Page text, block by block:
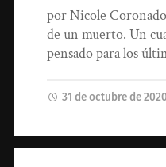
por Nicole
de un muerto. Un
pensado para los
31 de octubre de 2020